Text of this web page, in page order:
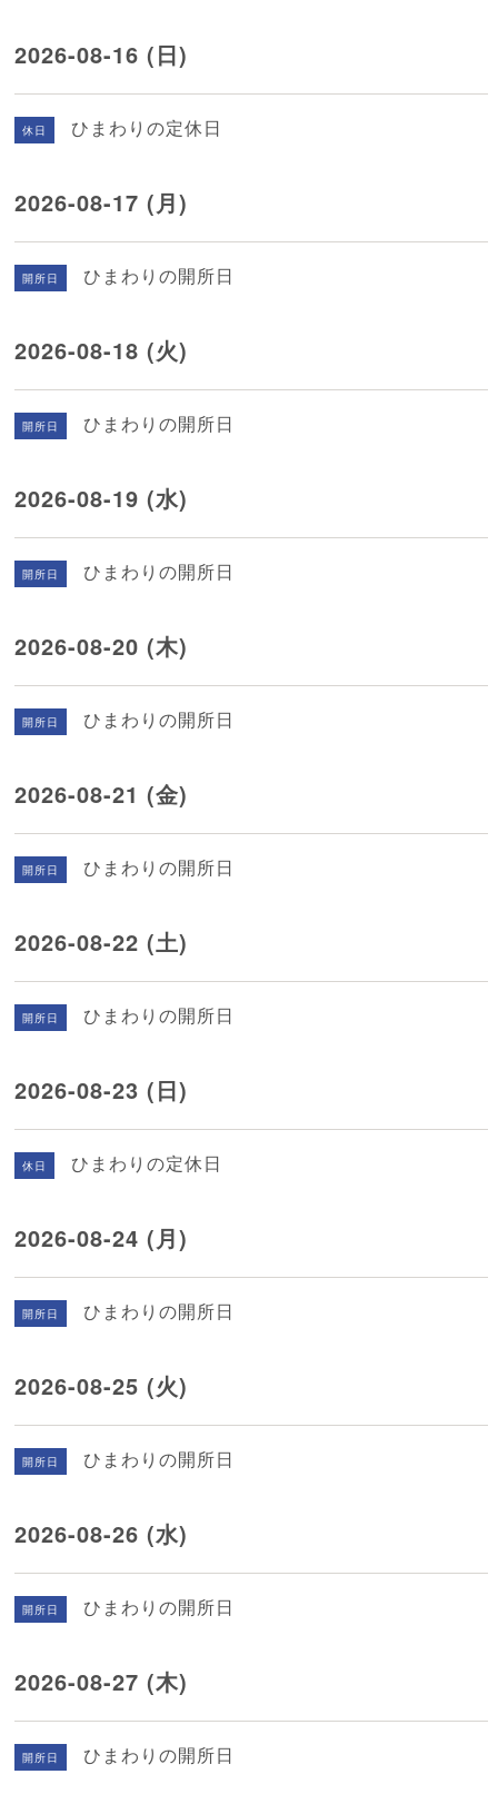
2026-08-16 (日)
休日 ひまわりの定休日
2026-08-17 (月)
開所日 ひまわりの開所日
2026-08-18 (火)
開所日 ひまわりの開所日
2026-08-19 (水)
開所日 ひまわりの開所日
2026-08-20 (木)
開所日 ひまわりの開所日
2026-08-21 (金)
開所日 ひまわりの開所日
2026-08-22 (土)
開所日 ひまわりの開所日
2026-08-23 (日)
休日 ひまわりの定休日
2026-08-24 (月)
開所日 ひまわりの開所日
2026-08-25 (火)
開所日 ひまわりの開所日
2026-08-26 (水)
開所日 ひまわりの開所日
2026-08-27 (木)
開所日 ひまわりの開所日